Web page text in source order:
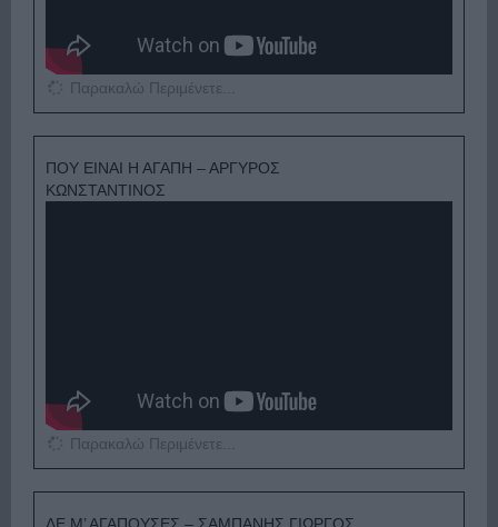
Παρακαλώ Περιμένετε...
ΠΟΥ ΕΙΝΑΙ Η ΑΓΑΠΗ – ΑΡΓΥΡΟΣ
ΚΩΝΣΤΑΝΤΙΝΟΣ
Παρακαλώ Περιμένετε...